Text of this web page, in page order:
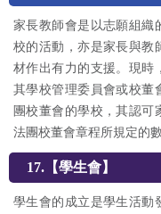
家長教師會是以志願組織
校的活動，亦是家長與教
材作出有力的支援。現時
其學校管理委員會或校董
團校董會的學校，其認可
法團校董會章程所規定的
17.【學生會】
學生會的成立是學生活動